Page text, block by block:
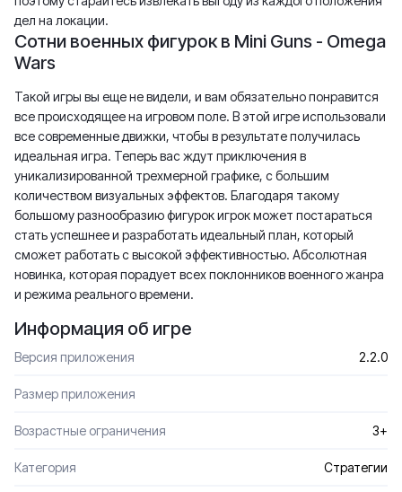
дел на локации.
Сотни военных фигурок в Mini Guns - Omega
Wars
Такой игры вы еще не видели, и вам обязательно понравится
все происходящее на игровом поле. В этой игре использовали
все современные движки, чтобы в результате получилась
идеальная игра. Теперь вас ждут приключения в
уникализированной трехмерной графике, с большим
количеством визуальных эффектов. Благодаря такому
большому разнообразию фигурок игрок может постараться
стать успешнее и разработать идеальный план, который
сможет работать с высокой эффективностью. Абсолютная
новинка, которая порадует всех поклонников военного жанра
и режима реального времени.
Информация об игре
Версия приложения 2.2.0
Размер приложения
Возрастные ограничения 3+
Категория Стратегии